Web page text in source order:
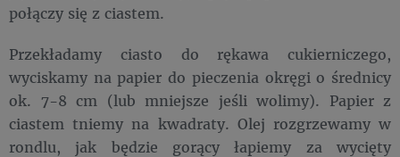
połączy się z ciastem.
Przekładamy ciasto do rękawa cukierniczego,
wyciskamy na papier do pieczenia okręgi o średnicy
ok. 7-8 cm (lub mniejsze jeśli wolimy). Papier z
ciastem tniemy na kwadraty. Olej rozgrzewamy w
rondlu, jak będzie gorący łapiemy za wycięty